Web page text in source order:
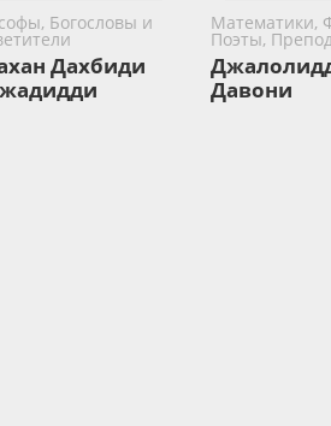
Богословы и
Дахбиди
Математики,
Поэты,
Давони